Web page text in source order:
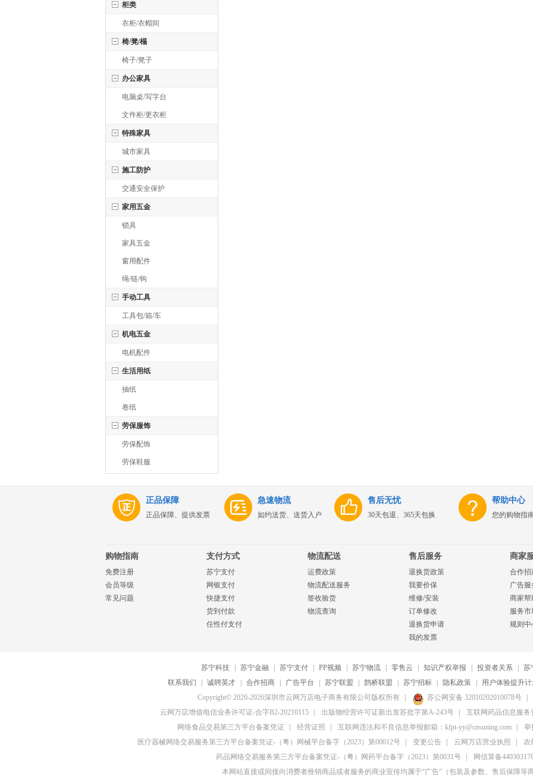
柜类
衣柜/衣帽间
椅/凳/榻
椅子/凳子
办公家具
电脑桌/写字台
文件柜/更衣柜
特殊家具
城市家具
施工防护
交通安全保护
家用五金
锁具
家具五金
窗用配件
绳/链/钩
手动工具
工具包/箱/车
机电五金
电机配件
生活用纸
抽纸
卷纸
劳保服饰
劳保配饰
劳保鞋服
正品保障
正品保障、提供发票
急速物流
如约送货、送货入户
售后无忧
30天包退、365天包换
帮助中心
您的购物指
购物指南
免费注册
会员等级
常见问题
支付方式
苏宁支付
网银支付
快捷支付
货到付款
任性付支付
物流配送
运费政策
物流配送服务
签收验货
物流查询
售后服务
退换货政策
我要价保
维修/安装
订单修改
退换货申请
我的发票
商家
合作招
广告服
商家帮
服务市
规则中
苏宁科技 苏宁金融 苏宁支付 PP视频 苏宁物流 零售云 知识产权举报 投资者关系
苏
联系我们
诚聘英才 合作招商 广告平台 苏宁联盟 鹊桥联盟 苏宁招标 隐私政策
用户体验提升
Copyright© 2020-2026深圳市云网万店电子商务有限公司版权所有
苏公网安备 32010202010078号
云网万店增值电信业务许可证-合字B2-20210115
出版物经营许可证新出发苏批字第A-243号
互联网药品信息服务
网络食品交易第三方平台备案凭证
经营证照 互联网违法和不良信息举报邮箱：kfpt-yy@cnsuning.com
举
医疗器械网络交易服务第三方平台备案凭证-（粤）网械平台备字（2023）第00012号
变更公告 云网万店营业执照
农
药品网络交易服务第三方平台备案凭证-（粤）网药平台备字（2023）第0031号
网信算备
本网站直接或间接向消费者推销商品或者服务的商业宣传均属于“广告”（包装及参数、售后保障等